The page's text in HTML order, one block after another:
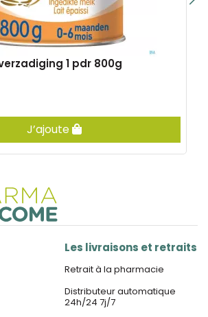
1 pdr 800g
J’ajoute
Les livraisons et retraits
Retrait à la pharmacie
Distributeur automatique
24h/24 7j/7